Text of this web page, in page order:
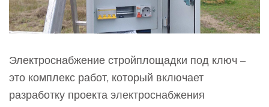
Электроснабжение стройплощадки под ключ –
это комплекс работ, который включает
разработку проекта электроснабжения